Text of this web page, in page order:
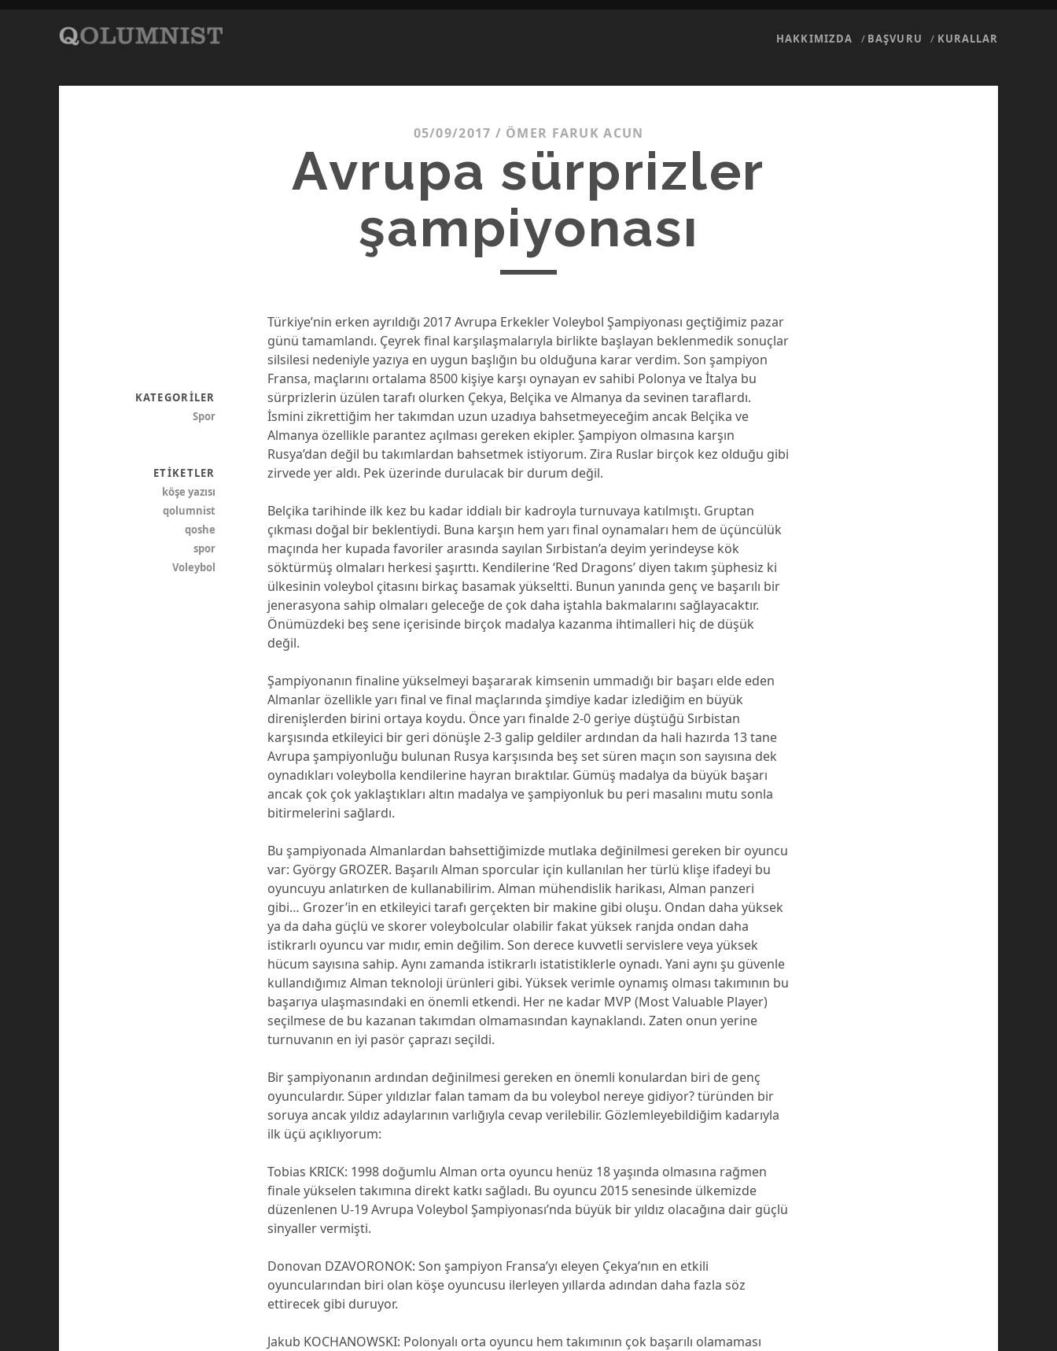
HAKKIMIZDA BAŞVURU KURALLAR
05/09/2017 / ÖMER FARUK ACUN
Avrupa sürprizler
şampiyonası
Türkiye’nin erken ayrıldığı 2017 Avrupa Erkekler Voleybol Şampiyonası geçtiğimiz pazar
günü tamamlandı. Çeyrek final karşılaşmalarıyla birlikte başlayan beklenmedik sonuçlar
silsilesi nedeniyle yazıya en uygun başlığın bu olduğuna karar verdim. Son şampiyon
Fransa, maçlarını ortalama 8500 kişiye karşı oynayan ev sahibi Polonya ve İtalya bu
sürprizlerin üzülen tarafı olurken Çekya, Belçika ve Almanya da sevinen taraflardı.
İsmini zikrettiğim her takımdan uzun uzadıya bahsetmeyeceğim ancak Belçika ve
Almanya özellikle parantez açılması gereken ekipler. Şampiyon olmasına karşın
Rusya’dan değil bu takımlardan bahsetmek istiyorum. Zira Ruslar birçok kez olduğu gibi
zirvede yer aldı. Pek üzerinde durulacak bir durum değil.
Belçika tarihinde ilk kez bu kadar iddialı bir kadroyla turnuvaya katılmıştı. Gruptan
çıkması doğal bir beklentiydi. Buna karşın hem yarı final oynamaları hem de üçüncülük
maçında her kupada favoriler arasında sayılan Sırbistan’a deyim yerindeyse kök
söktürmüş olmaları herkesi şaşırttı. Kendilerine ‘Red Dragons’ diyen takım şüphesiz ki
ülkesinin voleybol çitasını birkaç basamak yükseltti. Bunun yanında genç ve başarılı bir
jenerasyona sahip olmaları geleceğe de çok daha iştahla bakmalarını sağlayacaktır.
Önümüzdeki beş sene içerisinde birçok madalya kazanma ihtimalleri hiç de düşük
değil.
Şampiyonanın finaline yükselmeyi başararak kimsenin ummadığı bir başarı elde eden
Almanlar özellikle yarı final ve final maçlarında şimdiye kadar izlediğim en büyük
direnişlerden birini ortaya koydu. Önce yarı finalde 2-0 geriye düştüğü Sırbistan
karşısında etkileyici bir geri dönüşle 2-3 galip geldiler ardından da hali hazırda 13 tane
Avrupa şampiyonluğu bulunan Rusya karşısında beş set süren maçın son sayısına dek
oynadıkları voleybolla kendilerine hayran bıraktılar. Gümüş madalya da büyük başarı
ancak çok çok yaklaştıkları altın madalya ve şampiyonluk bu peri masalını mutu sonla
bitirmelerini sağlardı.
Bu şampiyonada Almanlardan bahsettiğimizde mutlaka değinilmesi gereken bir oyuncu
var: György GROZER. Başarılı Alman sporcular için kullanılan her türlü klişe ifadeyi bu
oyuncuyu anlatırken de kullanabilirim. Alman mühendislik harikası, Alman panzeri
gibi… Grozer’in en etkileyici tarafı gerçekten bir makine gibi oluşu. Ondan daha yüksek
ya da daha güçlü ve skorer voleybolcular olabilir fakat yüksek ranjda ondan daha
istikrarlı oyuncu var mıdır, emin değilim. Son derece kuvvetli servislere veya yüksek
hücum sayısına sahip. Aynı zamanda istikrarlı istatistiklerle oynadı. Yani aynı şu güvenle
kullandığımız Alman teknoloji ürünleri gibi. Yüksek verimle oynamış olması takımının bu
başarıya ulaşmasındaki en önemli etkendi. Her ne kadar MVP (Most Valuable Player)
seçilmese de bu kazanan takımdan olmamasından kaynaklandı. Zaten onun yerine
turnuvanın en iyi pasör çaprazı seçildi.
Bir şampiyonanın ardından değinilmesi gereken en önemli konulardan biri de genç
oyunculardır. Süper yıldızlar falan tamam da bu voleybol nereye gidiyor? türünden bir
soruya ancak yıldız adaylarının varlığıyla cevap verilebilir. Gözlemleyebildiğim kadarıyla
ilk üçü açıklıyorum:
Tobias KRICK: 1998 doğumlu Alman orta oyuncu henüz 18 yaşında olmasına rağmen
finale yükselen takımına direkt katkı sağladı. Bu oyuncu 2015 senesinde ülkemizde
düzenlenen U-19 Avrupa Voleybol Şampiyonası’nda büyük bir yıldız olacağına dair güçlü
sinyaller vermişti.
Donovan DZAVORONOK: Son şampiyon Fransa’yı eleyen Çekya’nın en etkili
oyuncularından biri olan köşe oyuncusu ilerleyen yıllarda adından daha fazla söz
ettirecek gibi duruyor.
Jakub KOCHANOWSKI: Polonyalı orta oyuncu hem takımının çok başarılı olamaması
KATEGORILER
Spor
ETIKETLER
köşe yazısı
qolumnist
qoshe
spor
Voleybol